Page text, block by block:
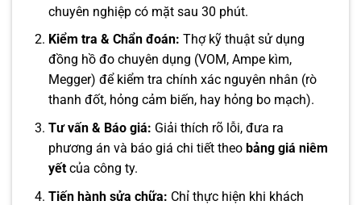
chuyên nghiệp có mặt sau 30 phút.
Kiểm tra & Chẩn đoán: Thợ kỹ thuật sử dụng
đồng hồ đo chuyên dụng (VOM, Ampe kìm,
Megger) để kiểm tra chính xác nguyên nhân (rò
thanh đốt, hỏng cảm biến, hay hỏng bo mạch).
Tư vấn & Báo giá: Giải thích rõ lỗi, đưa ra
phương án và báo giá chi tiết theo bảng giá niêm
yếtcủa công ty.
Tiến hành sửa chữa: Chỉ thực hiện khi khách